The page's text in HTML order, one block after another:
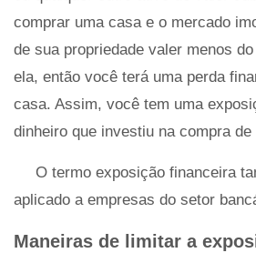
comprar uma casa e o mercado
de sua propriedade valer menos
ela, então você terá uma perda
casa. Assim, você tem uma
dinheiro que investiu na compra
O termo exposição financeira
aplicado a empresas do setor
Maneiras de limitar a